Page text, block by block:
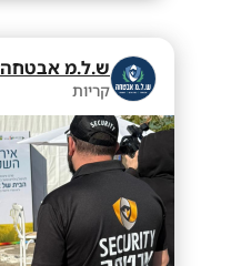
ש.ל.מ אבטחה
קריות